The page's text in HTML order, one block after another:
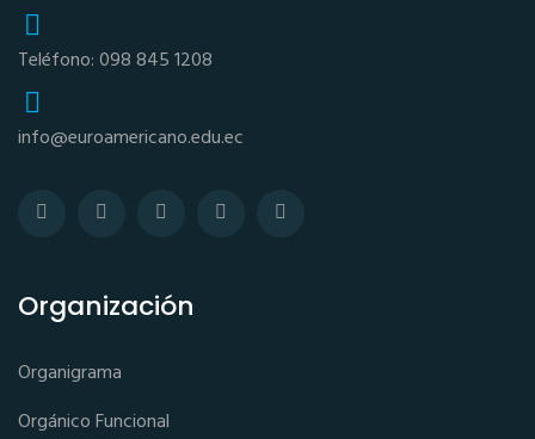
Teléfono: 098 845 1208
info@euroamericano.edu.ec
Organización
Organigrama
Orgánico Funcional